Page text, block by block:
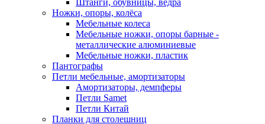
Штанги, обувницы, вёдра
Ножки, опоры, колёса
Мебельные колеса
Мебельные ножки, опоры барные -
металлические алюминиевые
Мебельные ножки, пластик
Пантографы
Петли мебельные, амортизаторы
Амортизаторы, демпферы
Петли Samet
Петли Китай
Планки для столешниц